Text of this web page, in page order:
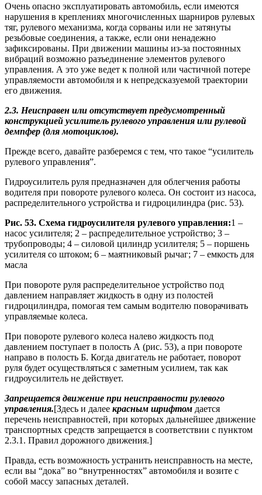
Очень опасно эксплуатировать автомобиль, если имеются
нарушения в креплениях многочисленных шарниров рулевых
тяг, рулевого механизма, когда сорваны или не затянуты
резьбовые соединения, а также, если они ненадежно
зафиксированы. При движении машины из-за постоянных
вибраций возможно разъединение элементов рулевого
управления. А это уже ведет к полной или частичной потере
управляемости автомобиля и к непредсказуемой траектории
его движения.
2.3. Неисправен или отсутствует предусмотренный
конструкцией усилитель рулевого управления или рулевой
демпфер (для мотоциклов).
Прежде всего, давайте разберемся с тем, что такое “усилитель
рулевого управления”.
Гидроусилитель руля предназначен для облегчения работы
водителя при повороте рулевого колеса. Он состоит из насоса,
распределительного устройства и гидроцилиндра (рис. 53).
Рис. 53. Схема гидроусилителя рулевого управления:1 –
насос усилителя; 2 – распределительное устройство; 3 –
трубопроводы; 4 – силовой цилиндр усилителя; 5 – поршень
усилителя со штоком; 6 – маятниковый рычаг; 7 – емкость для
масла
При повороте руля распределительное устройство под
давлением направляет жидкость в одну из полостей
гидроцилиндра, помогая тем самым водителю поворачивать
управляемые колеса.
При повороте рулевого колеса налево жидкость под
давлением поступает в полость А (рис. 53), а при повороте
направо в полость Б. Когда двигатель не работает, поворот
руля будет осуществляться с заметным усилием, так как
гидроусилитель не действует.
Запрещается движение при неисправности рулевого
управления.[Здесь и далее красным шрифтом дается
перечень неисправностей, при которых дальнейшее движение
транспортных средств запрещается в соответствии с пунктом
2.3.1. Правил дорожного движения.]
Правда, есть возможность устранить неисправность на месте,
если вы “дока” во “внутренностях” автомобиля и возите с
собой массу запасных деталей.